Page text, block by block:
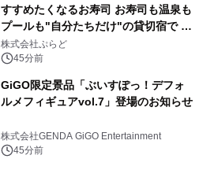
すすめたくなるお寿司 お寿司も温泉も
プールも"自分たちだけ"の貸切宿で 1
日1組限定「岩屋温泉 絵島別庭 海と
森」の握り寿司プラン
株式会社ぷらど
45分前
GiGO限定景品「ぶいすぽっ！デフォ
ルメフィギュアvol.7」登場のお知らせ
株式会社GENDA GiGO Entertainment
45分前